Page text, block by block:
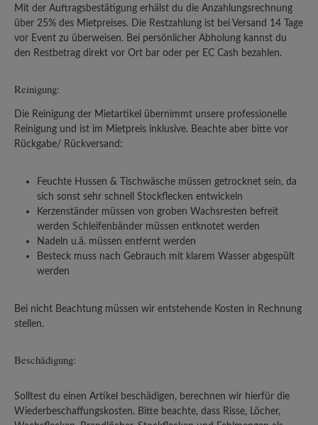
Mit der Auftragsbestätigung erhälst du die Anzahlungsrechnung
über 25% des Mietpreises. Die Restzahlung ist bei Versand 14 Tage
vor Event zu überweisen. Bei persönlicher Abholung kannst du
den Restbetrag direkt vor Ort bar oder per EC Cash bezahlen.
Reinigung:
Die Reinigung der Mietartikel übernimmt unsere professionelle
Reinigung und ist im Mietpreis inklusive. Beachte aber bitte vor
Rückgabe/ Rückversand:
Feuchte Hussen & Tischwäsche müssen getrocknet sein, da
sich sonst sehr schnell Stockflecken entwickeln
Kerzenständer müssen von groben Wachsresten befreit
werden Schleifenbänder müssen entknotet werden
Nadeln u.ä. müssen entfernt werden
Besteck muss nach Gebrauch mit klarem Wasser abgespült
werden
Bei nicht Beachtung müssen wir entstehende Kosten in Rechnung
stellen.
Beschädigung:
Solltest du einen Artikel beschädigen, berechnen wir hierfür die
Wiederbeschaffungskosten. Bitte beachte, dass Risse, Löcher,